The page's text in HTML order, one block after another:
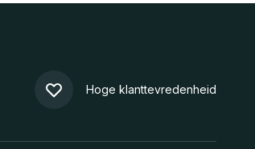
Hoge klanttevredenheid